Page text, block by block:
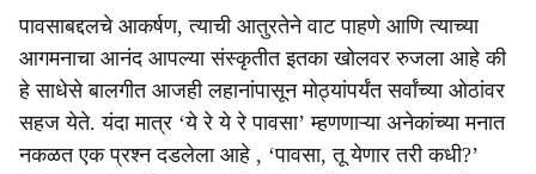
पावसाबद्दलचे आकर्षण, त्याची आतुरतेने वाट पाहणे आणि त्याच्या
आगमनाचा आनंद आपल्या संस्कृतीत इतका खोलवर रुजला आहे की
हे साधेसे बालगीत आजही लहानांपासून मोठ्यांपर्यंत सर्वांच्या ओठांवर
सहज येते. यंदा मात्र ‘ये रे ये रे पावसा’ म्हणणाऱ्या अनेकांच्या मनात
नकळत एक प्रश्‍‍न दडलेला आहे , ‘पावसा, तू येणार तरी कधी?’